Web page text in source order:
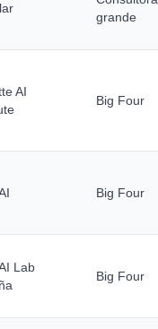
grande
AI
Big Four
Big Four
Lab
Big Four